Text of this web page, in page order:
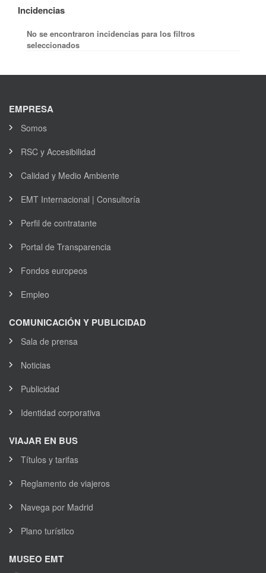
Incidencias
No se encontraron incidencias para los filtros
seleccionados
EMPRESA
Somos
RSC y Accesibilidad
Calidad y Medio Ambiente
EMT Internacional | Consultoría
Perfil de contratante
Portal de Transparencia
Fondos europeos
Empleo
COMUNICACIÓN Y PUBLICIDAD
Sala de prensa
Noticias
Publicidad
Identidad corporativa
VIAJAR EN BUS
Títulos y tarifas
Reglamento de viajeros
Navega por Madrid
Plano turístico
MUSEO EMT